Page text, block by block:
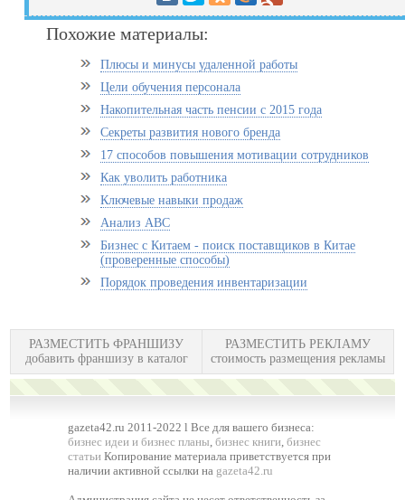
Похожие материалы:
Плюсы и минусы удаленной работы
Цели обучения персонала
Накопительная часть пенсии с 2015 года
Секреты развития нового бренда
17 способов повышения мотивации сотрудников
Как уволить работника
Ключевые навыки продаж
Анализ АВС
Бизнес с Китаем - поиск поставщиков в Китае
(проверенные способы)
Порядок проведения инвентаризации
РАЗМЕСТИТЬ ФРАНШИЗУ
добавить франшизу в каталог
РАЗМЕСТИТЬ РЕКЛАМУ
стоимость размещения рекламы
gazeta42.ru 2011-2022 l Все для вашего бизнеса:
бизнес идеи и бизнес планы,бизнес книги,бизнес
статьи Копирование материала приветствуется при
наличии активной ссылки на gazeta42.ru